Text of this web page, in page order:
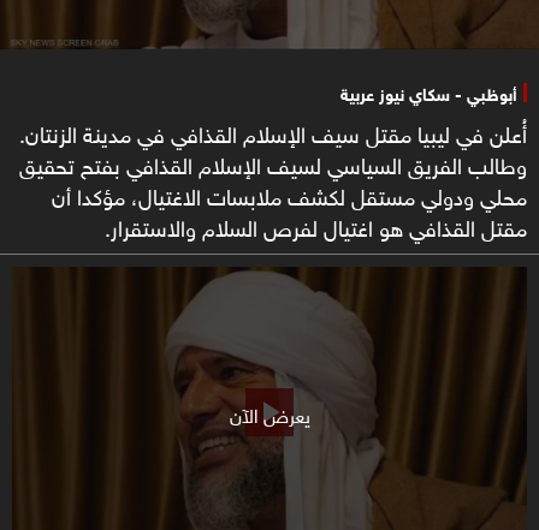
أبوظبي - سكاي نيوز عربية
أُعلن في ليبيا مقتل سيف الإسلام القذافي في مدينة الزنتان.
وطالب الفريق السياسي لسيف الإسلام القذافي بفتح تحقيق
محلي ودولي مستقل لكشف ملابسات الاغتيال، مؤكدا أن
مقتل القذافي هو اغتيال لفرص السلام والاستقرار.
يعرض الآن